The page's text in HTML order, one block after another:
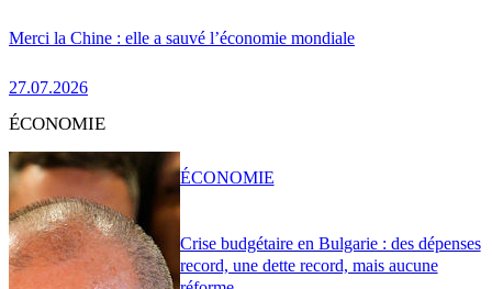
Merci la Chine : elle a sauvé l’économie mondiale
27.07.2026
ÉCONOMIE
Crise budgétaire en Bulgarie : des dépenses
record, une dette record, mais aucune
ÉCONOMIE